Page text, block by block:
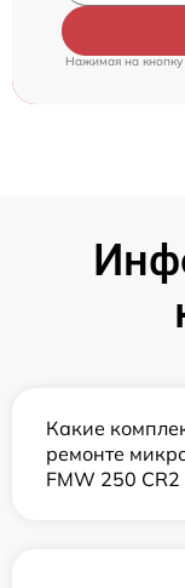
Нажимая на
Какие
ремонте
FMW 250 CR2